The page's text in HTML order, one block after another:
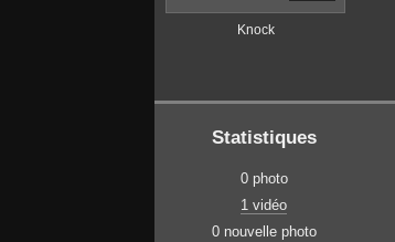
Knock
Statistiques
0 photo
1 vidéo
0 nouvelle photo